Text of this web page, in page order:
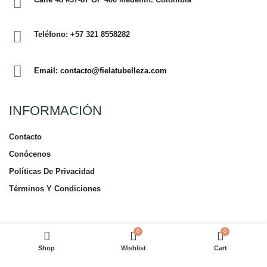
Teléfono: +57 321 8558282
Email: contacto@fielatubelleza.com
INFORMACIÓN
Contacto
Conócenos
Políticas De Privacidad
Términos Y Condiciones
TIENDA EN LÍNEA
Shop
0
Wishlist
0
Cart